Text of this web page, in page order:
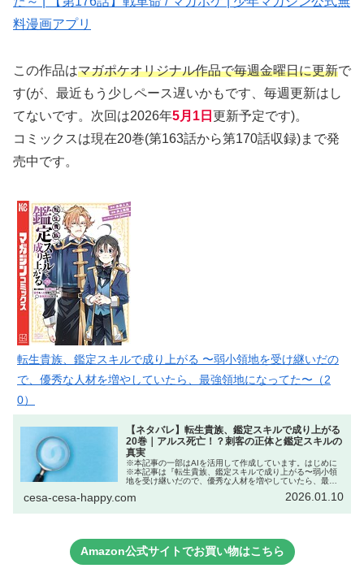
料漫画アプリ
この作品はマガポケオリジナル作品で毎週金曜日に更新で
す(が、最近もう少しペース遅いかもです、毎週更新はし
てないです。次回は2026年5月1日 更新予定です)。
コミックスは現在20巻(第163話から第170話収録)まで発
売中です。
転生貴族、鑑定スキルで成り上がる 〜弱小領地を受け継いだの
で、優秀な人材を増やしていたら、最強領地になってた〜（2
0）
【ネタバレ】転生貴族、鑑定スキルで成り上がる
20巻｜アルス死亡！？刺客の正体と鑑定スキルの
真実
※本記事の一部はAIを活用して作成しています。はじめに
※本記事は『転生貴族、鑑定スキルで成り上がる〜弱小領
地を受け継いだので、優秀な人材を増やしていたら、最強
までのネタバレを含みます...
cesa-cesa-happy.com 2026.01.10
Amazon公式サイトでお買い物はこちら